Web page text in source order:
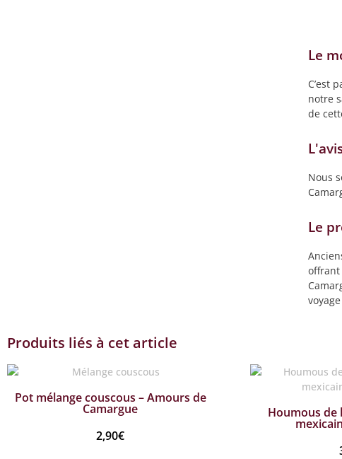
Le
C’est
notre
de
Nous
Le
offrant
Produits liés à cet article
Pot mélange couscous – Amours de
Camargue
2,90€
Houmous de